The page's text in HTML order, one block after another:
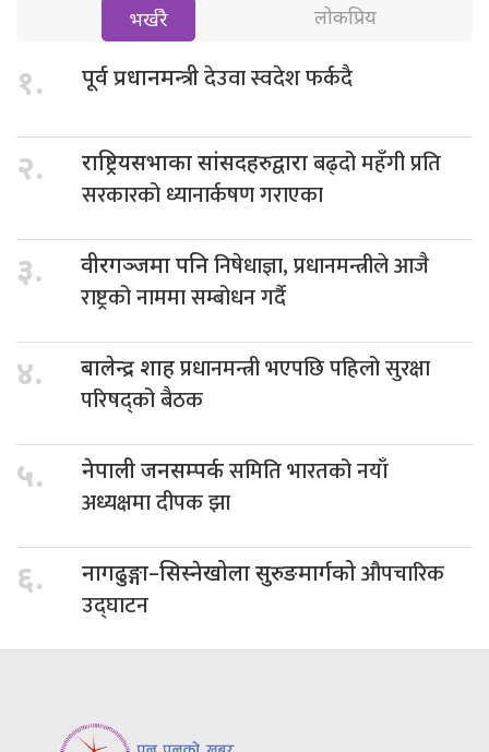
भर्खरै लोकप्रिय
१. पूर्व प्रधानमन्त्रीदेउवा स्वदेश फर्कदै
२. राष्ट्रियसभाका सांसदहरुद्वाराबढ्दो महँगी प्रति
सरकारको ध्यानार्कषण गराएका
३. वीरगञ्जमा पनिनिषेधाज्ञा, प्रधानमन्त्रीले आजै
राष्ट्रको नाममा सम्बोधन गर्दै
४. बालेन्द्र शाहप्रधानमन्त्री भएपछि पहिलो सुरक्षा
परिषद्को बैठक
५. नेपाली जनसम्पर्कसमिति भारतको नयाँ
अध्यक्षमा दीपक झा
६. नागढुङ्गा–सिस्नेखोला सुरुङमार्गकोऔपचारिक
उद्घाटन